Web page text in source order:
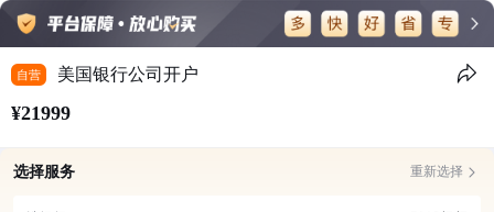
自营 美国银行公司开户
¥21999
选择服务 重新选择